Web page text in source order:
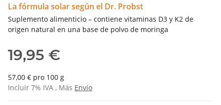
La fórmula solar según el Dr. Probst
Suplemento alimenticio – contiene vitaminas D3 y K2 de
origen natural en una base de polvo de moringa
19,95 €
57,00 € pro 100 g
Incluir 7% IVA , Más Envío